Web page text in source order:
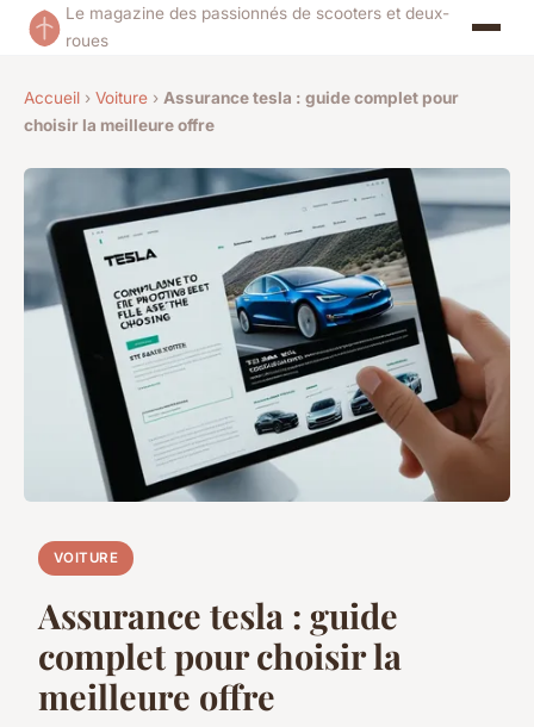
Le magazine des passionnés de scooters et deux-
roues
Accueil › Voiture › Assurance tesla : guide complet pour
choisir la meilleure offre
VOITURE
Assurance tesla : guide
complet pour choisir la
meilleure offre